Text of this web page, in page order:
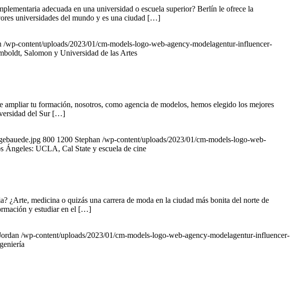
adecuada en una universidad o escuela superior? Berlín le ofrece la
universidades del mundo y es una ciudad […]
/wp-content/uploads/2023/01/cm-models-logo-web-agency-modelagentur-influencer-
Salomon y Universidad de las Artes
tu formación, nosotros, como agencia de modelos, hemos elegido los mejores
del Sur […]
800 1200 Stephan /wp-content/uploads/2023/01/cm-models-logo-web-
Ángeles: UCLA, Cal State y escuela de cine
¿Arte, medicina o quizás una carrera de moda en la ciudad más bonita del norte de
y estudiar en el […]
/wp-content/uploads/2023/01/cm-models-logo-web-agency-modelagentur-influencer-